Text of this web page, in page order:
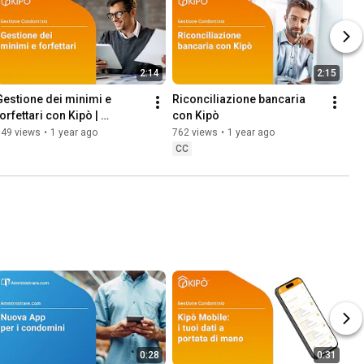
2:14
dei minimi e
con Kipò |
per
views • 1 year ago
2:15
Riconciliazione bancaria
con Kipò
762 views • 1 year ago
CC
0:28 0:31